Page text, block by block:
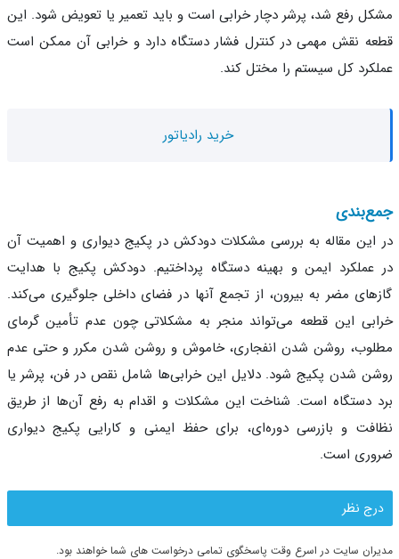
رفع شد، پرشر دچار خرابی است و باید تعمیر یا تعویض شود. این
نقش مهمی در کنترل فشار دستگاه دارد و خرابی آن ممکن است
کل سیستم را مختل کند.
خرید رادیاتور
مقاله به بررسی مشکلات دودکش در پکیج دیواری و اهمیت آن
ایمن و بهینه دستگاه پرداختیم. دودکش پکیج با هدایت
مضر به بیرون، از تجمع آنها در فضای داخلی جلوگیری می‌کند.
این قطعه می‌تواند منجر به مشکلاتی چون عدم تأمین گرمای
روشن شدن انفجاری، خاموش و روشن شدن مکرر و حتی عدم
شدن پکیج شود. دلایل این خرابی‌ها شامل نقص در فن، پرشر یا
دستگاه است. شناخت این مشکلات و اقدام به رفع آن‌ها از طریق
و بازرسی دوره‌ای، برای حفظ ایمنی و کارایی پکیج دیواری
است.
نظر
سایت در اسرع وقت پاسخگوی تمامی درخواست های شما خواهند بود.